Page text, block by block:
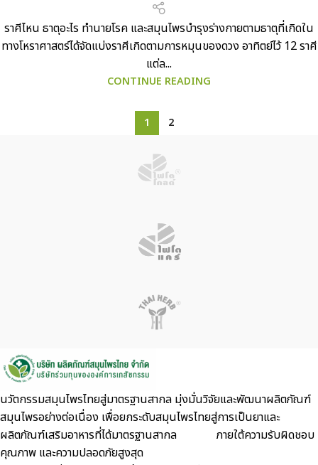
ราศีไหน ธาตุอะไร ทำนายโรค และสมุนไพรบำรุงร่างกายตามธาตุที่เกิดใน
ทางโหราศาสตร์ได้จัดแบ่งราศีเกิดตามการหมุนของดวง อาทิตย์ไว้ 12 ราศี
แต่ล...
CONTINUE READING
1 2
นวัตกรรมสมุนไพรไทยสู่มาตรฐานสากล มุ่งมั่นวิจัยและพัฒนาผลิตภัณฑ์
สมุนไพรอย่างต่อเนื่อง เพื่อยกระดับสมุนไพรไทยสู่การเป็นยาและ
ผลิตภัณฑ์เสริมอาหารที่ได้มาตรฐานสากล ภายใต้ความรับผิดชอบ
คุณภาพ และความปลอดภัยสูงสุด